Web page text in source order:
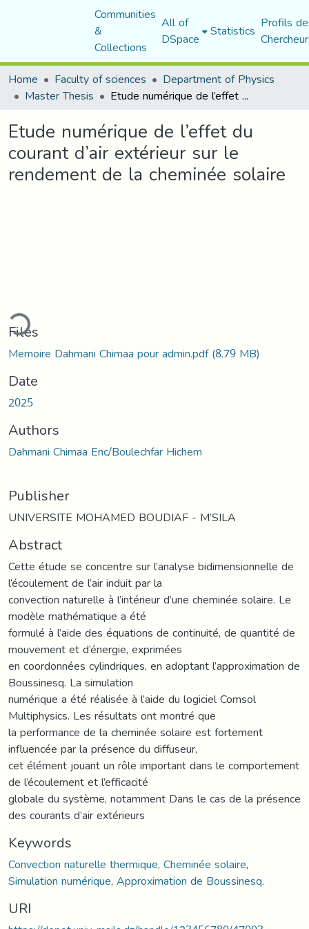
Communities
&
Collections
All of
DSpace Statistics Profils
Home
Faculty of sciences Department of Physics
Master Thesis Etude numérique de l’effet du courant d’air extérieur sur le rendement de la cheminée solaire
Etude numérique de l’effet du
courant d’air extérieur sur le
rendement de la cheminée solaire
Files
Memoire Dahmani Chimaa pour admin.pdf(8.79 MB)
Date
2025
Authors
Dahmani Chimaa Enc/Boulechfar Hichem
Publisher
UNIVERSITE MOHAMED BOUDIAF - M’SILA
Abstract
Cette étude se concentre sur l’analyse bidimensionnelle de
l’écoulement de l’air induit par la
convection naturelle à l’intérieur d’une cheminée solaire. Le
modèle mathématique a été
formulé à l’aide des équations de continuité, de quantité de
mouvement et d’énergie, exprimées
en coordonnées cylindriques, en adoptant l’approximation de
Boussinesq. La simulation
numérique a été réalisée à l’aide du logiciel Comsol
Multiphysics. Les résultats ont montré que
la performance de la cheminée solaire est fortement
influencée par la présence du diffuseur,
cet élément jouant un rôle important dans le comportement
de l’écoulement et l’efficacité
globale du système, notamment Dans le cas de la présence
des courants d’air extérieurs
Keywords
Convection naturelle thermique,Cheminée solaire,
Simulation numérique,Approximation de Boussinesq.
URI